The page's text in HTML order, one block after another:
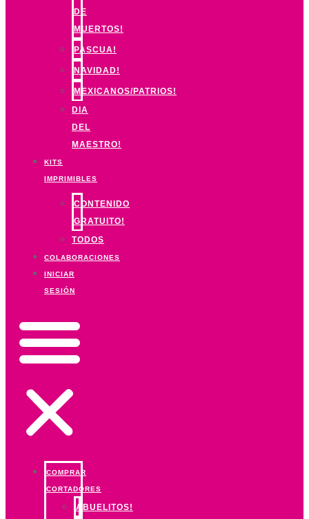
DE
MUERTOS!
PASCUA!
NAVIDAD!
MEXICANOS/PATRIOS!
DIA
DEL
MAESTRO!
KITS
IMPRIMIBLES
CONTENIDO
GRATUITO!
TODOS
COLABORACIONES
INICIAR
SESIÓN
COMPRAR
CORTADORES
ABUELITOS!